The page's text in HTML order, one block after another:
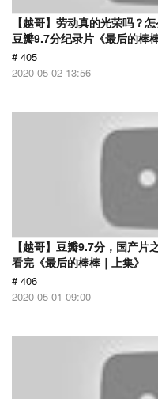
【越哥】劳动真的光荣吗？
豆瓣9.7分纪录片《最后的棒
# 405
2020-05-02 13:56
【越哥】豆瓣9.7分，国产
看完《最后的棒棒｜上集》
# 406
2020-05-01 09:00